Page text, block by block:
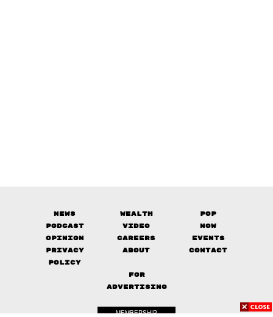
News Wealth
Pop
Podcast
Video
Now
Opinion
Careers
Events
Privacy
Policy
About Contact
FOR
ADVERTISING
MEMBERSHIP